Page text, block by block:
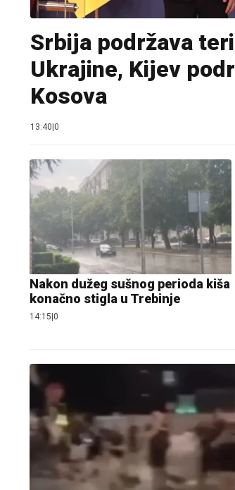
Srbija podržava
Ukrajine, Kijev
Kosova
13:40 0
Nakon dužeg sušnog perioda kiša
konačno stigla u Trebinje
14:15 0